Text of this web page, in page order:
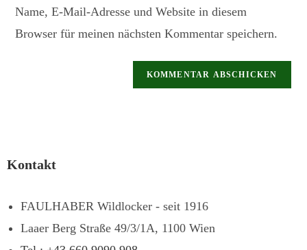
Name, E-Mail-Adresse und Website in diesem
Browser für meinen nächsten Kommentar speichern.
Kontakt
FAULHABER Wildlocker - seit 1916
Laaer Berg Straße 49/3/1A, 1100 Wien